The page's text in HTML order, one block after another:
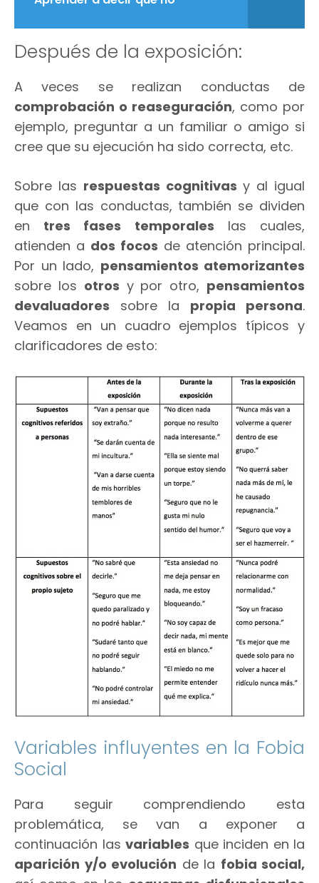
Después de la exposición:
A veces se realizan conductas de
comprobación o reaseguración, como por
ejemplo, preguntar a un familiar o amigo si
cree que su ejecución ha sido correcta, etc.
Sobre las respuestas cognitivas y al igual
que con las conductas, también se dividen
en tres fases temporales las cuales,
atienden a dos focos de atención principal.
Por un lado, pensamientos atemorizantes
sobre los otros y por otro, pensamientos
devaluadores sobre la propia persona.
Veamos en un cuadro ejemplos típicos y
clarificadores de esto:
Variables influyentes en la Fobia
Social
Para seguir comprendiendo esta
problemática, se van a exponer a
continuación las variables que inciden en la
aparición y/o evolución de la fobia social,